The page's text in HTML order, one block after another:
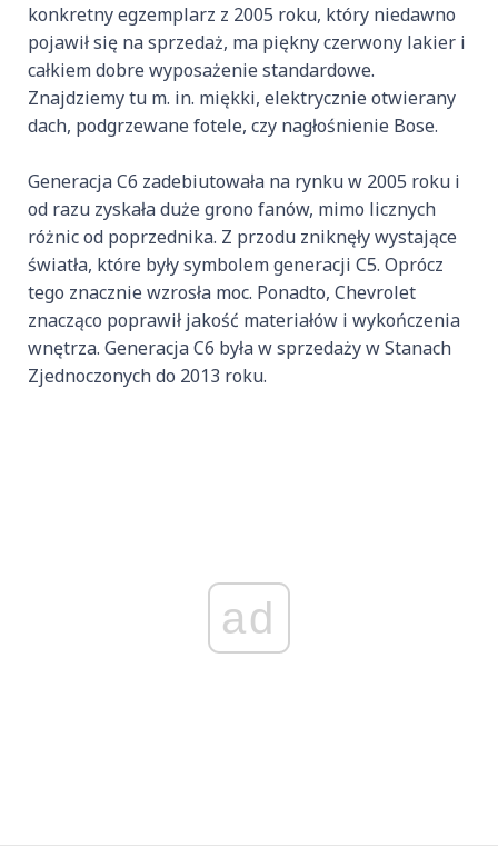
konkretny egzemplarz z 2005 roku, który niedawno
pojawił się na sprzedaż, ma piękny czerwony lakier i
całkiem dobre wyposażenie standardowe.
Znajdziemy tu m. in. miękki, elektrycznie otwierany
dach, podgrzewane fotele, czy nagłośnienie Bose.
Generacja C6 zadebiutowała na rynku w 2005 roku i
od razu zyskała duże grono fanów, mimo licznych
różnic od poprzednika. Z przodu zniknęły wystające
światła, które były symbolem generacji C5. Oprócz
tego znacznie wzrosła moc. Ponadto, Chevrolet
znacząco poprawił jakość materiałów i wykończenia
wnętrza. Generacja C6 była w sprzedaży w Stanach
Zjednoczonych do 2013 roku.
ad